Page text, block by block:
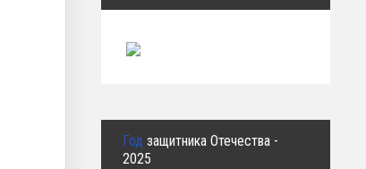
Год защитника Отечества -
2025